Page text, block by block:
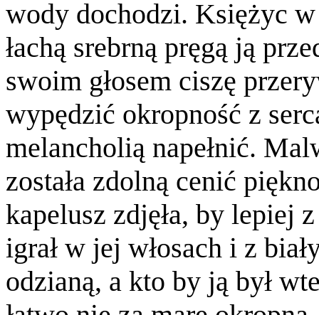
wody dochodzi. Księżyc
łachą srebrną pręgą ją
swoim głosem ciszę
wypędzić okropność z
melancholią napełnić.
została zdolną cenić
kapelusz zdjęła, by lepiej
igrał w jej włosach i z
odzianą, a kto by ją był